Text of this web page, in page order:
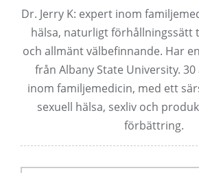
Dr. Jerry K: expert inom
hälsa, naturligt förhållningssätt
och allmänt välbefinnande. Har
från Albany State University.
inom familjemedicin, med ett
sexuell hälsa, sexliv och
förbättring.